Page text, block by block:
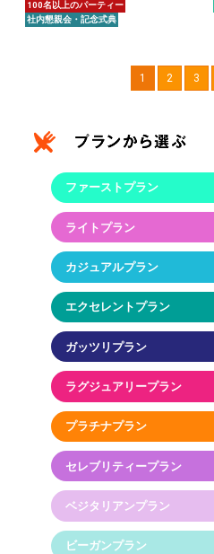
100名以上のパーティー
社内懇親会・記念式典
1 2 3
ファーストプラン
ライトプラン
カジュアルプラン
エクセレントプラン
ガッツリプラン
ラグジュアリープラン
プラチナプラン
セレブリティープラン
ベジタリアンプラン
ビーガンプラン